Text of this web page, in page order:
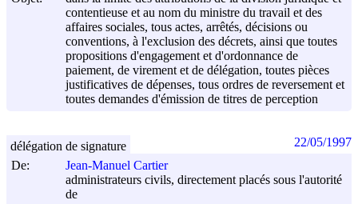
contentieuse et au nom du ministre du travail et des
affaires sociales, tous actes, arrêtés, décisions ou
conventions, à l'exclusion des décrets, ainsi que toutes
propositions d'engagement et d'ordonnance de
paiement, de virement et de délégation, toutes pièces
justificatives de dépenses, tous ordres de reversement et
toutes demandes d'émission de titres de perception
De:
Jean-Manuel Cartier
administrateurs civils, directement placés sous l'autorité
de
délégation de signature 22/05/1997